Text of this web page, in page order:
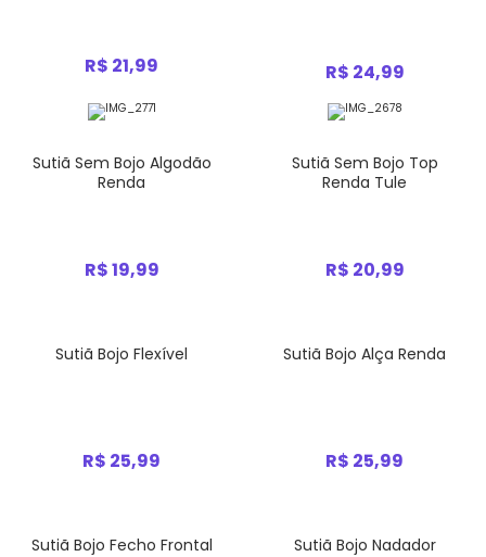
R$ 21,99 R$ 24,99
Sutiã Sem Bojo Algodão
Renda
R$ 19,99
Sutiã Sem Bojo Top
Renda Tule
R$ 20,99
Sutiã Bojo Flexível
R$ 25,99
Sutiã Bojo Alça Renda
R$ 25,99
Sutiã Bojo Fecho Frontal
Sutiã Bojo Nadador